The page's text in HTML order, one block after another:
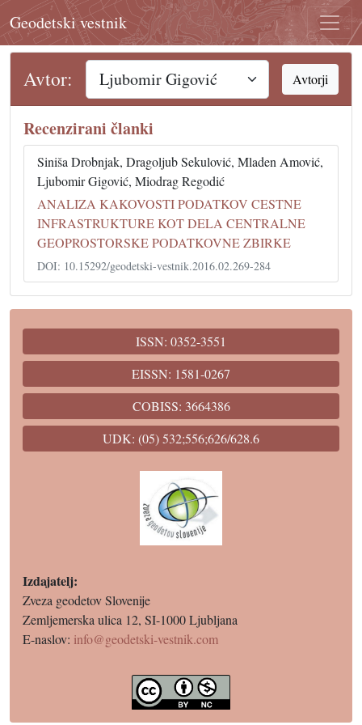
Geodetski vestnik
Avtor: Avtorji
Recenzirani članki
Siniša Drobnjak, Dragoljub Sekulović, Mladen Amović,
Ljubomir Gigović, Miodrag Regodić
ANALIZA KAKOVOSTI PODATKOV CESTNE
INFRASTRUKTURE KOT DELA CENTRALNE
GEOPROSTORSKE PODATKOVNE ZBIRKE
DOI: 10.15292/geodetski-vestnik.2016.02.269-284
ISSN: 0352-3551
EISSN: 1581-0267
COBISS: 3664386
UDK: (05) 532;556;626/628.6
Izdajatelj:
Zveza geodetov Slovenije
Zemljemerska ulica 12, SI-1000 Ljubljana
E-naslov: info@geodetski-vestnik.com